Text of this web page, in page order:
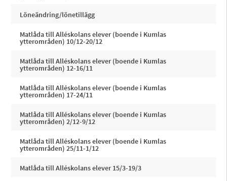
Löneändring/lönetillägg
Matlåda till Alléskolans elever (boende i Kumlas
ytterområden) 10/12-20/12
Matlåda till Alléskolans elever (boende i Kumlas
ytterområden) 12-16/11
Matlåda till Alléskolans elever (boende i Kumlas
ytterområden) 17-24/11
Matlåda till Alléskolans elever (boende i Kumlas
ytterområden) 2/12-9/12
Matlåda till Alléskolans elever (boende i Kumlas
ytterområden) 25/11-1/12
Matlåda till Alléskolans elever 15/3-19/3